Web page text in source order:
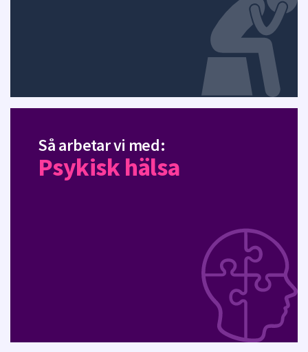
Så arbetar vi med:
Psykisk hälsa